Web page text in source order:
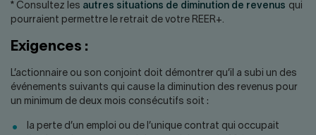
* Consultez les autres situations de diminution de revenus qui
pourraient permettre le retrait de votre REER+.
Exigences :
L’actionnaire ou son conjoint doit démontrer qu’il a subi un des
événements suivants qui cause la diminution des revenus pour
un minimum de deux mois consécutifs soit :
la perte d’un emploi ou de l’unique contrat qui occupait